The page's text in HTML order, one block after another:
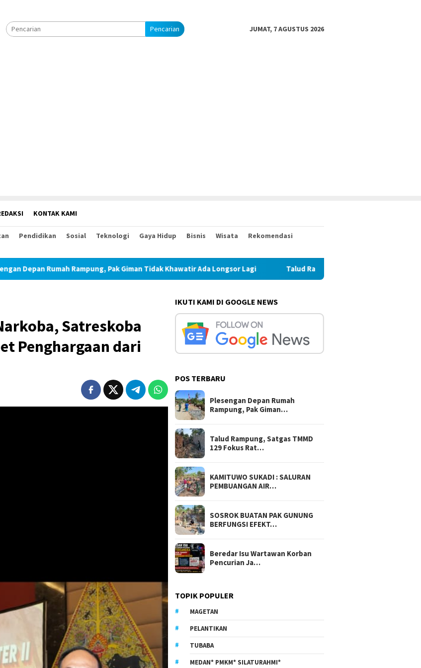
Pencarian JUMAT, 7 AGUSTUS 2026
KONTAK KAMI
Pendidikan Sosial Teknologi Gaya Hidup Bisnis Wisata
Rekomendasi
Rampung, Pak Giman Tidak Khawatir Ada Longsor Lagi Talud Rampung, Satgas TMMD 129 Fokus Ratakan Tanah
Satreskoba
Penghargaan dari
IKUTI KAMI DI GOOGLE NEWS
POS TERBARU
Plesengan Depan Rumah
Rampung, Pak Giman…
Talud Rampung, Satgas TMMD
129 Fokus Rat…
KAMITUWO SUKADI : SALURAN
PEMBUANGAN AIR…
SOSROK BUATAN PAK GUNUNG
BERFUNGSI EFEKT…
Beredar Isu Wartawan Korban
Pencurian Ja…
TOPIK POPULER
MAGETAN
PELANTIKAN
TUBABA
MEDAN* PMKM* SILATURAHMI*